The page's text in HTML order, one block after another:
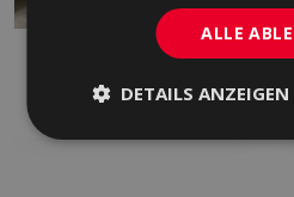
EINGEFÄRBTES FEINSTEINZEUG,
FEINSTEINZEUG, WEISS
ALLE
DETAILS ANZEIGEN